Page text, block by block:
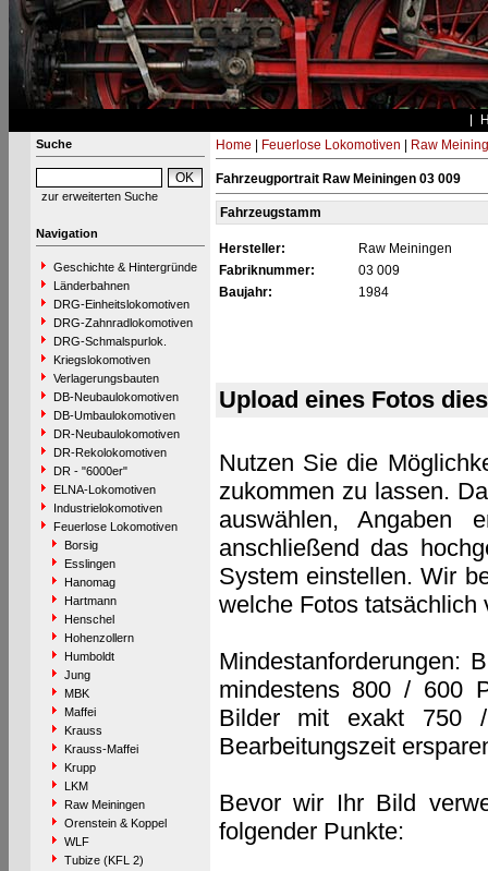
Suche
zur erweiterten Suche
Navigation
Geschichte & Hintergründe
Länderbahnen
DRG-Einheitslokomotiven
DRG-Zahnradlokomotiven
DRG-Schmalspurlok.
Kriegslokomotiven
Verlagerungsbauten
DB-Neubaulokomotiven
DB-Umbaulokomotiven
DR-Neubaulokomotiven
DR-Rekolokomotiven
DR - "6000er"
ELNA-Lokomotiven
Industrielokomotiven
Feuerlose Lokomotiven
Borsig
Esslingen
Hanomag
Hartmann
Henschel
Hohenzollern
Humboldt
Jung
MBK
Maffei
Krauss
Krauss-Maffei
Krupp
LKM
Raw Meiningen
Orenstein & Koppel
WLF
Tubize (KFL 2)
Home Feuerlose Lokomotiven Raw
Fahrzeugportrait Raw Meiningen 03 009
Fahrzeugstamm
Hersteller:
Raw Meiningen
Fabriknummer:
03 009
Baujahr:
1984
Upload eines Fotos
Nutzen Sie die
zukommen zu lassen.
auswählen, Angaben
anschließend das
System einstellen. Wir
welche Fotos tatsächlich
Mindestanforderungen:
mindestens 800 / 600
Bilder mit exakt 750
Bearbeitungszeit
Bevor wir Ihr Bild
folgender Punkte: